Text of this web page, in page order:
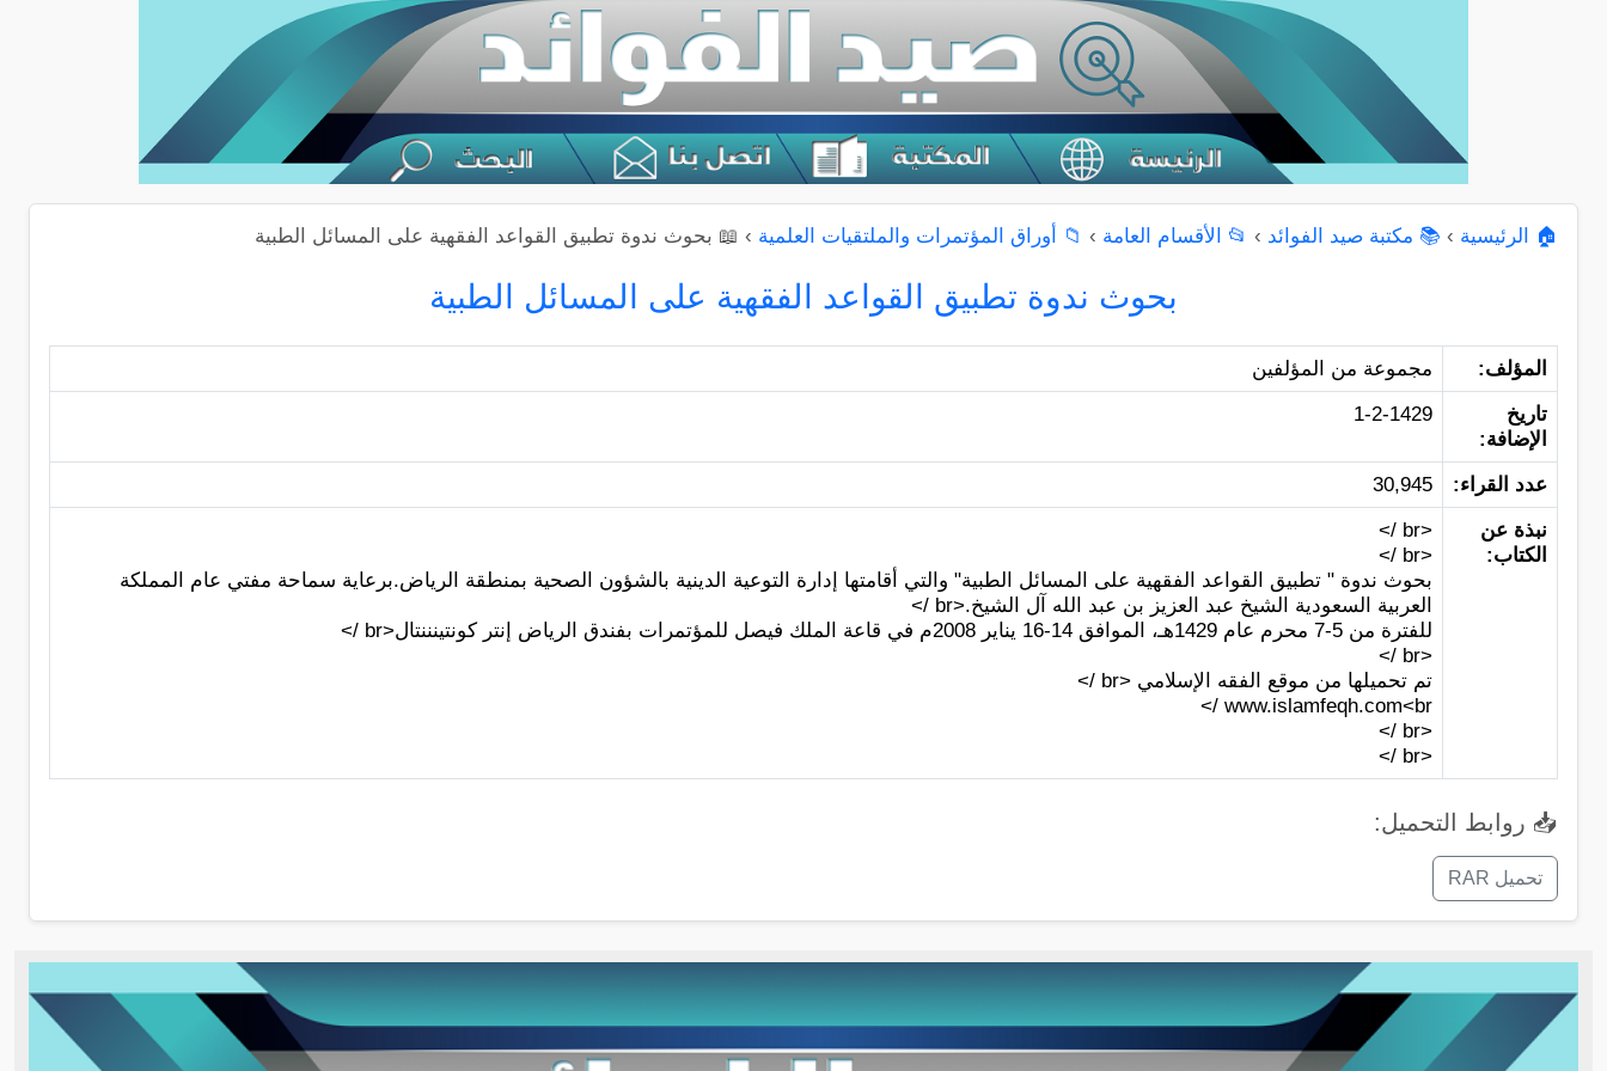
🏠 الرئيسية › 📚 مكتبة صيد الفوائد › 📂 الأقسام العامة › 📁 أوراق المؤتمرات والملتقيات العلمية › 📖 بحوث ندوة تطبيق القواعد الفقهية على المسائل الطبية
بحوث ندوة تطبيق القواعد الفقهية على المسائل الطبية
المؤلف:
مجموعة من المؤلفين
تاريخ
الإضافة:
1-2-1429
عدد القراء:
30,945
نبذة عن
الكتاب:
<br />
<br />
بحوث ندوة " تطبيق القواعد الفقهية على المسائل الطبية" والتي أقامتها إدارة التوعية الدينية بالشؤون الصحية بمنطقة الرياض.برعاية سماحة مفتي عام المملكة
العربية السعودية الشيخ عبد العزيز بن عبد الله آل الشيخ.<br />
للفترة من 5-7 محرم عام 1429هـ، الموافق 14-16 يناير 2008م في قاعة الملك فيصل للمؤتمرات بفندق الرياض إنتر كونتينننتال<br />
<br />
تم تحميلها من موقع الفقه الإسلامي <br />
www.islamfeqh.com<br />
<br />
<br />
📥 روابط التحميل:
تحميل RAR